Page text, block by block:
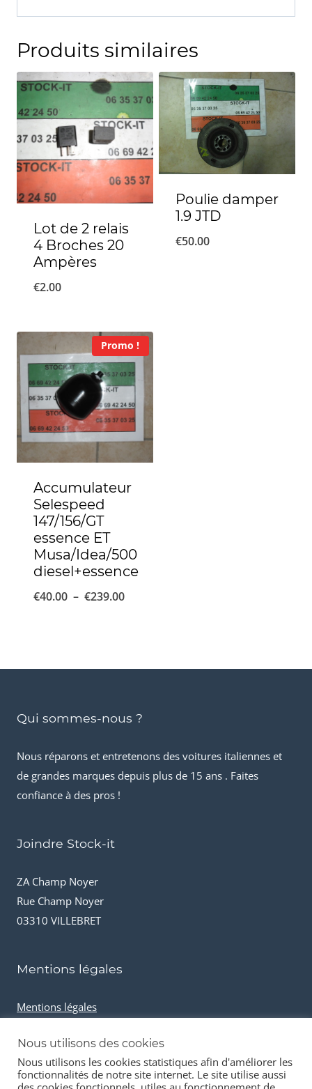
Produits similaires
Lot de 2 relais
4 Broches 20
Ampères
€2.00
Poulie damper
1.9 JTD
€50.00
Promo !
Accumulateur
Selespeed
147/156/GT
essence ET
Musa/Idea/500
diesel+essence
€40.00 – €239.00Plage
Qui sommes-nous ?
Nous réparons et entretenons des voitures italiennes et
de grandes marques depuis plus de 15 ans . Faites
confiance à des pros !
Joindre Stock-it
ZA Champ Noyer
Rue Champ Noyer
03310 VILLEBRET
Mentions légales
Mentions légales
Cookies et données personnelles
Nous utilisons des cookies
Nous utilisons les cookies statistiques afin d'améliorer les
fonctionnalités de notre site internet. Le site utilise aussi